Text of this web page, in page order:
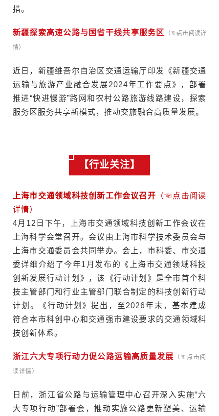
措。
新疆探索高速公路与国省干线共享服务区 （☜点击阅读详
情）
近日，新疆维吾尔自治区交通运输厅印发《新疆交通
运输与旅游产业融合发展2024年工作要点》，部署
推进“快进慢游”路网和农村公路旅游线路建设，探索
服务区服务共享新模式，推动交旅融合高质量发展。
【行业关注】
上海市交通领域科技创新工作会议召开 （☜点击阅读
详情）
4月12日下午，上海市交通领域科技创新工作会议在
上海科学会堂召开。会议由上海市科学技术委员会与
上海市交通委员会共同举办。会上，市科委、市交通
委详细介绍了今年1月发布的《上海市交通领域科技
创新发展行动计划》，该《行动计划》是全市首个科
技主管部门和行业主管部门联合制定的科技创新行动
计划。《行动计划》提出，至2026年末，基本建成
符合本市科创中心和交通强市建设要求的交通领域科
技创新体系。
浙江六大专项行动力促公路运输高质量发展 （☜点击阅
读详情）
日前，浙江省公路与运输管理中心召开深入实施“六
大专项行动”部署会，推动实施公路更新塑美、运输